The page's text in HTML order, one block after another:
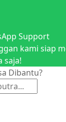
kami siap
saja!
Dibantu?